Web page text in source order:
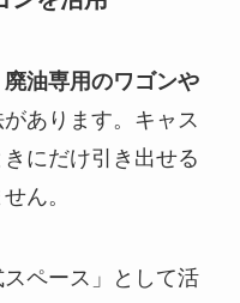
廃油専用のワゴンや
あります。キャス
にだけ引き出せる
ん。
スペース」として活